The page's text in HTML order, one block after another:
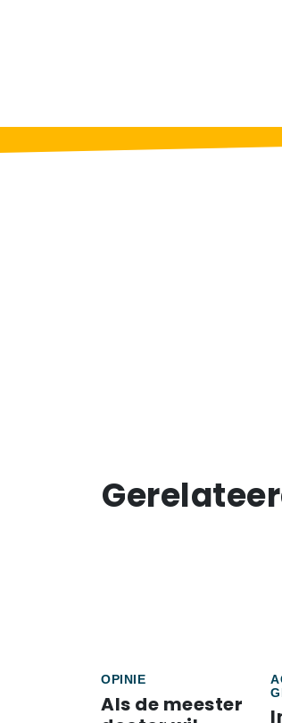
OPINIE
Als de meester